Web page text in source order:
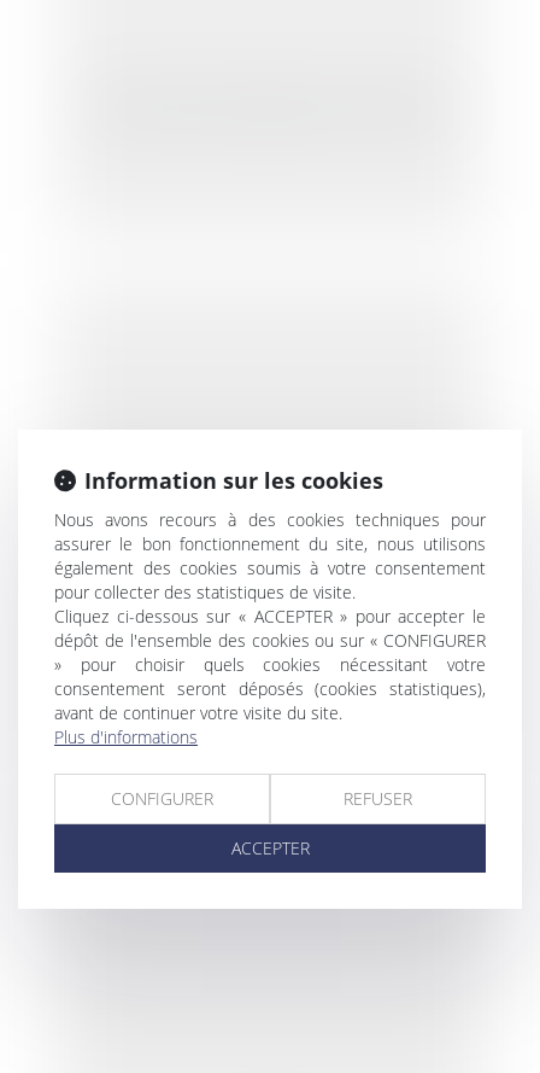
Adoption définitive du RSA
Information sur les cookies
Nous avons recours à des cookies techniques pour
assurer le bon fonctionnement du site, nous utilisons
également des cookies soumis à votre consentement
pour collecter des statistiques de visite.
Cliquez ci-dessous sur « ACCEPTER » pour accepter le
dépôt de l'ensemble des cookies ou sur « CONFIGURER
» pour choisir quels cookies nécessitant votre
consentement seront déposés (cookies statistiques),
avant de continuer votre visite du site.
Plus d'informations
CONFIGURER REFUSER
ACCEPTER